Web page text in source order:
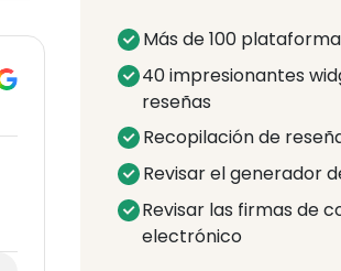
Más de 100
40 impresionantes
reseñas
Recopilación de
Revisar el generador
Revisar las firmas de
electrónico